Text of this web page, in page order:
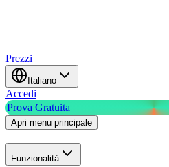
Prezzi
Italiano
Accedi
Prova Gratuita
Apri menu principale
Funzionalità